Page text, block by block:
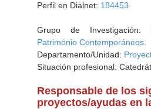
Perfil en Dialnet: 184453
Grupo de Investigación:
Patrimonio Contemporáneos.
Departamento/Unidad:
Situación profesional:
Responsable de los
proyectos/ayudas en